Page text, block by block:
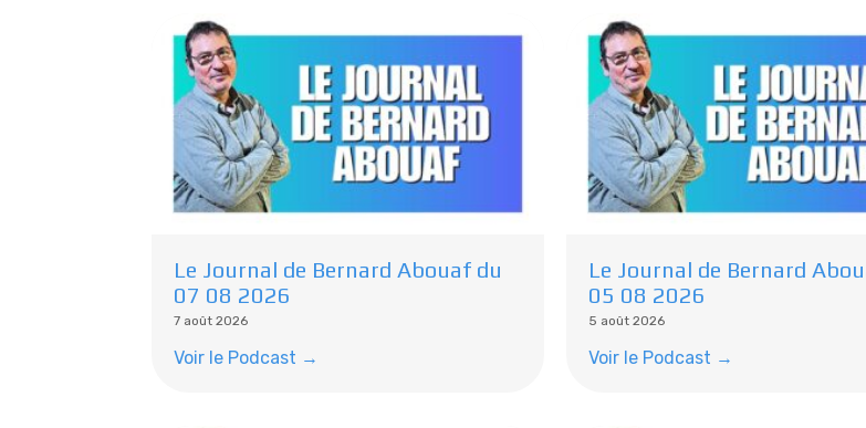
Le Journal de Bernard Abouaf du
07 08 2026
7 août 2026
Voir le Podcast →
Le Journal de Bernard
05 08 2026
5 août 2026
Voir le Podcast →